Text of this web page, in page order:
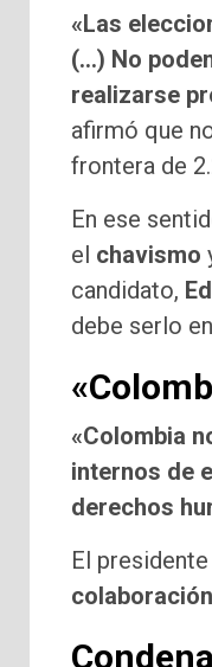
«Las
(…) No
realizarse
afirmó que
frontera de
En ese
el chavismo
candidato,
debe serlo
«Colombia
internos de
derechos
El